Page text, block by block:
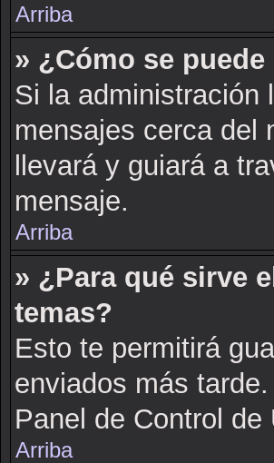
Arriba
» ¿Cómo se
Si la administración
mensajes cerca del
llevará y guiará a
mensaje.
Arriba
» ¿Para qué sirve
temas?
Esto te permitirá
enviados más
Panel de Control de
Arriba